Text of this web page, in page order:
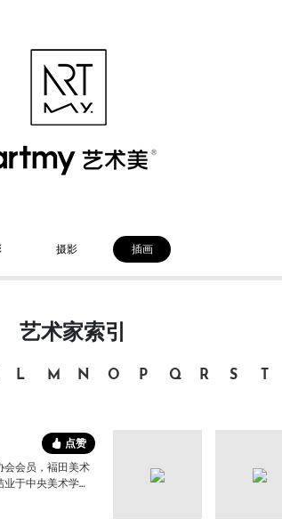
摄影 插画
艺术家索引
L M N O P Q R S
点赞
(10)
会会员，褔田美术
于中央美术学院